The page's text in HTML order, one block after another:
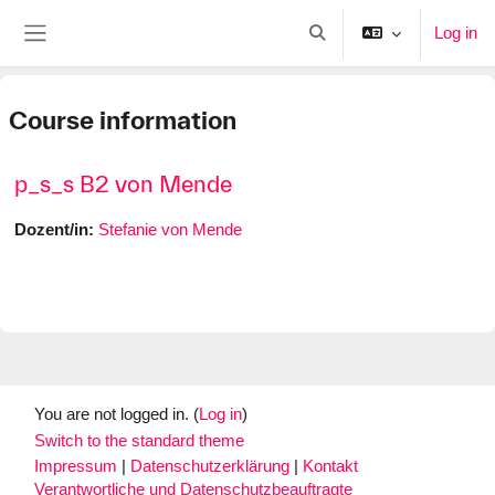
Toggle search input
Log in
Course information
p_s_s B2 von Mende
Dozent/in: Stefanie von Mende
You are not logged in. (Log in)
Switch to the standard theme
Impressum
Datenschutzerklärung
Kontakt
Verantwortliche und Datenschutzbeauftragte